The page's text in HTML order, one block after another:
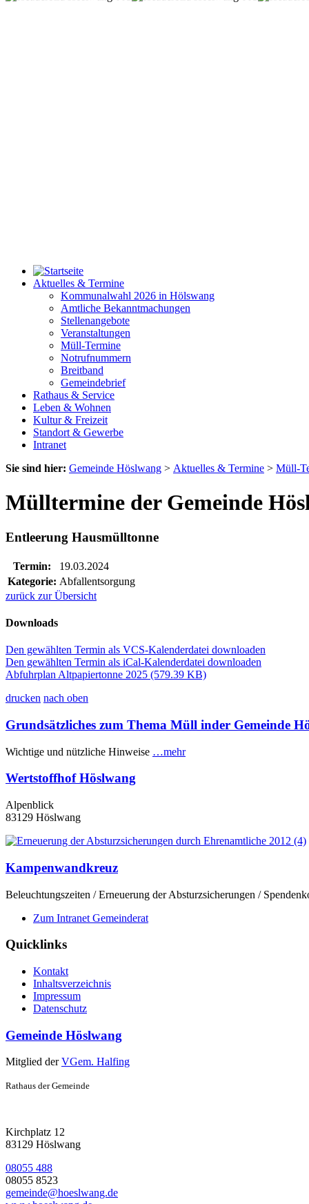
Aktuelles & Termine
Kommunalwahl 2026 in Hölswang
Amtliche Bekanntmachungen
Stellenangebote
Veranstaltungen
Müll-Termine
Notrufnummern
Breitband
Gemeindebrief
Rathaus & Service
Leben & Wohnen
Kultur & Freizeit
Standort & Gewerbe
Intranet
Sie sind hier: Gemeinde Höslwang > Aktuelles & Termine > Müll-
Mülltermine der Gemeinde
Entleerung Hausmülltonne
Termin:
19.03.2024
Kategorie: Abfallentsorgung
zurück zur Übersicht
Downloads
Den gewählten Termin als VCS-Kalenderdatei downloaden
Den gewählten Termin als iCal-Kalenderdatei downloaden
Abfuhrplan Altpapiertonne 2025 (579.39 KB)
drucken nach oben
Grundsätzliches zum Thema Müll inder Gemeinde
Wichtige und nützliche Hinweise …mehr
Wertstoffhof Höslwang
Alpenblick
83129 Höslwang
Kampenwandkreuz
Beleuchtungszeiten / Erneuerung der Absturzsicherungen /
Zum Intranet Gemeinderat
Quicklinks
Kontakt
Inhaltsverzeichnis
Impressum
Datenschutz
Gemeinde Höslwang
Mitglied derVGem. Halfing
Rathaus der Gemeinde
Kirchplatz 12
83129 Höslwang
08055 488
08055 8523
gemeinde@hoeslwang.de